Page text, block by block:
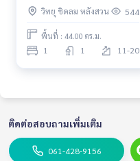
Fully furnished Ready to
move in
วิทยุ ชิดลม หลังสวน 544
พื้นที่ : 44.00 ตร.ม.
1 1 11-20
ติดต่อสอบถามเพิ่มเติม
061-428-9156